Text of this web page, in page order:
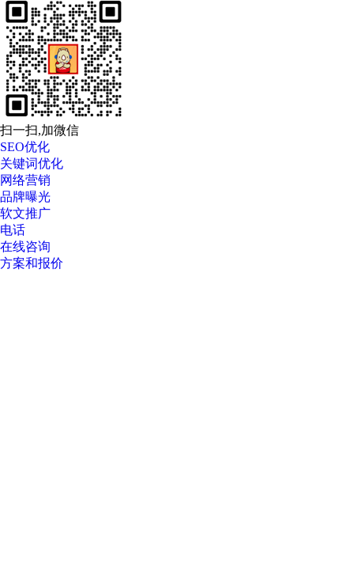
扫一扫,加微信
SEO优化
关键词优化
网络营销
品牌曝光
软文推广
电话
在线咨询
方案和报价